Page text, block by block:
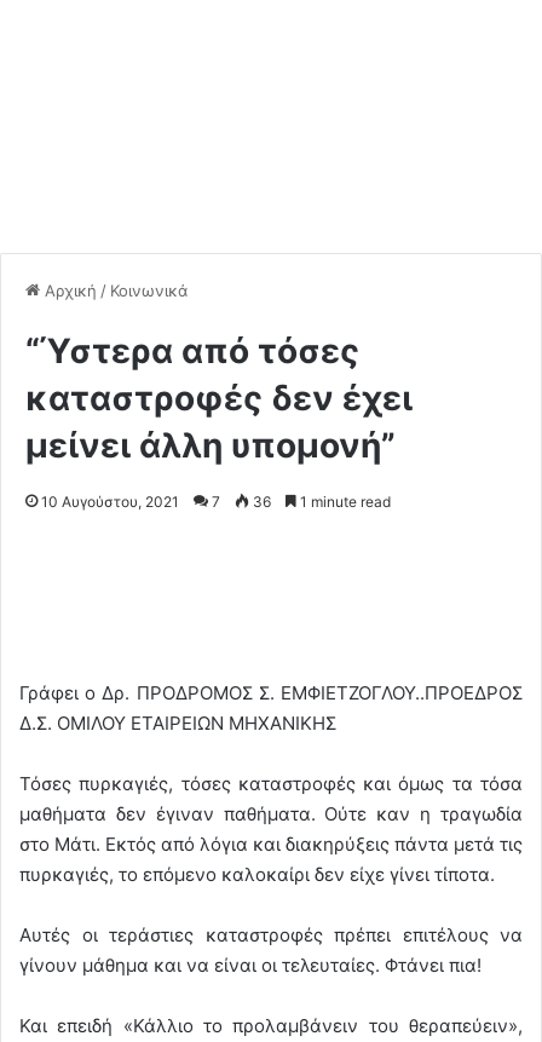
Αρχική / Κοινωνικά
“Ύστερα από τόσες
καταστροφές δεν έχει
μείνει άλλη υπομονή”
10 Αυγούστου, 2021 7 36 1 minute read
Γράφει ο Δρ. ΠΡΟΔΡΟΜΟΣ Σ. ΕΜΦΙΕΤΖΟΓΛΟΥ..ΠΡΟΕΔΡΟΣ
Δ.Σ. ΟΜΙΛΟΥ ΕΤΑΙΡΕΙΩΝ ΜΗΧΑΝΙΚΗΣ
Τόσες πυρκαγιές, τόσες καταστροφές και όμως τα τόσα
μαθήματα δεν έγιναν παθήματα. Ούτε καν η τραγωδία
στο Μάτι. Εκτός από λόγια και διακηρύξεις πάντα μετά τις
πυρκαγιές, το επόμενο καλοκαίρι δεν είχε γίνει τίποτα.
Αυτές οι τεράστιες καταστροφές πρέπει επιτέλους να
γίνουν μάθημα και να είναι οι τελευταίες. Φτάνει πια!
Και επειδή «Κάλλιο το προλαμβάνειν του θεραπεύειν»,